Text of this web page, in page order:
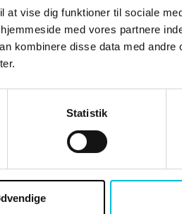
vise dig funktioner til sociale
med vores partnere
kombinere disse data med andre
Statistik